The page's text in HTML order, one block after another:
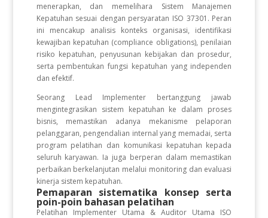
menerapkan, dan memelihara Sistem Manajemen
Kepatuhan sesuai dengan persyaratan ISO 37301. Peran
ini mencakup analisis konteks organisasi, identifikasi
kewajiban kepatuhan (compliance obligations), penilaian
risiko kepatuhan, penyusunan kebijakan dan prosedur,
serta pembentukan fungsi kepatuhan yang independen
dan efektif.
Seorang Lead Implementer bertanggung jawab
mengintegrasikan sistem kepatuhan ke dalam proses
bisnis, memastikan adanya mekanisme pelaporan
pelanggaran, pengendalian internal yang memadai, serta
program pelatihan dan komunikasi kepatuhan kepada
seluruh karyawan. Ia juga berperan dalam memastikan
perbaikan berkelanjutan melalui monitoring dan evaluasi
kinerja sistem kepatuhan.
Pemaparan sistematika konsep serta
poin-poin bahasan pelatihan
Pelatihan Implementer Utama & Auditor Utama ISO